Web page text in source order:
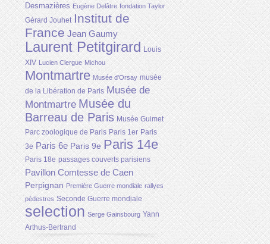
Desmazières Eugène Delâtre fondation Taylor
Gérard Jouhet Institut de
France Jean Gaumy
Laurent Petitgirard Louis
XIV Lucien Clergue Michou
Montmartre Musée d'Orsay musée
de la Libération de Paris Musée de
Montmartre Musée du
Barreau de Paris Musée Guimet
Parc zoologique de Paris Paris 1er Paris
3e Paris 6e Paris 9e Paris 14e
Paris 18e passages couverts parisiens
Pavillon Comtesse de Caen
Perpignan Première Guerre mondiale rallyes
pédestres Seconde Guerre mondiale
selection Serge Gainsbourg Yann
Arthus-Bertrand